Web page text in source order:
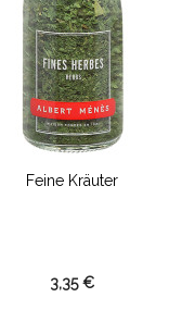
Feine Kräuter
3,35 €